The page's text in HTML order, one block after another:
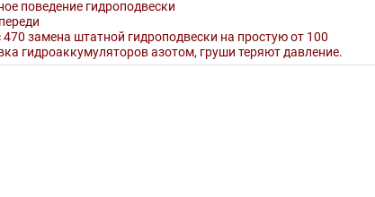
поведение гидроподвески
470 замена штатной гидроподвески на простую от 100
гидроаккумуляторов азотом, груши теряют давление.